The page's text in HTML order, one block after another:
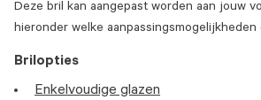
Deze bril kan aangepast worden aan jouw
hieronder welke aanpassingsmogelijkheden
Brilopties
Enkelvoudige glazen